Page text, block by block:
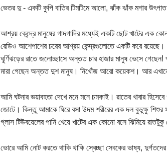
ভেতর দু - একটি কুপি বাতির টিমটিমে আলো, ঝাঁক ঝাঁক মশার
আশ্রয় কেন্দ্রে মানুষের গাদগাদির মধ্যেই একটি ছোট খাটের এক
রেডিও আশেপাশের চরের আশ্রয় কেন্দ্রগুলোতে একটি করে
ঘূর্ণিঝড়ের রাতে জলোচ্ছাসে অন্তত চার হাজার মানুষ ভেসে
মারা গেছেন অন্তত দুশ মানুষ। নিখোঁজ আরো কয়েকশ। আর এখানে
আমি ঘটনার ভয়াবহতা দেখে মনে মনে চমকাই। রাতের খাবার
জোটে। কিন্তু আমাকে ঘিরে বসা উদম শরীরের এক দল বুভুক্ষু শিশুর
গ্লাস টিউবয়েলের পানি খেয়ে খাটের এক কোনো বসে ঝিমিয়ে
ভোরে আমি নোট করতে থাকি থাকি স্বেচ্ছা সেবকের ভাষ্য,